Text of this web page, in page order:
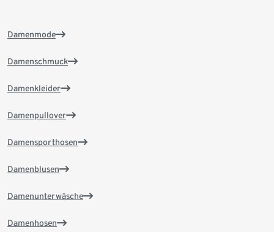
Damenmode
Damenschmuck
Damenkleider
Damenpullover
Damensporthosen
Damenblusen
Damenunterwäsche
Damenhosen